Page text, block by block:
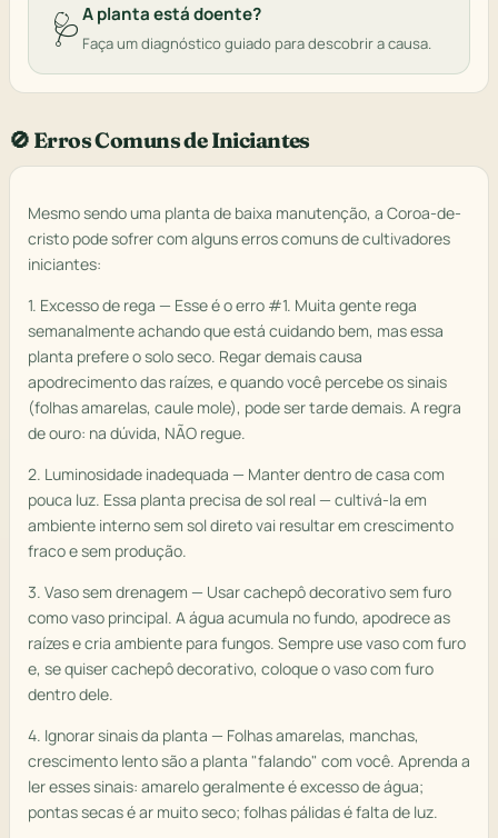
🩺A planta está doente?
Faça um diagnóstico guiado para descobrir a causa.
🚫 Erros Comuns de Iniciantes
Mesmo sendo uma planta de baixa manutenção, a Coroa-de-
cristo pode sofrer com alguns erros comuns de cultivadores
iniciantes:
1. Excesso de rega — Esse é o erro #1. Muita gente rega
semanalmente achando que está cuidando bem, mas essa
planta prefere o solo seco. Regar demais causa
apodrecimento das raízes, e quando você percebe os sinais
(folhas amarelas, caule mole), pode ser tarde demais. A regra
de ouro: na dúvida, NÃO regue.
2. Luminosidade inadequada — Manter dentro de casa com
pouca luz. Essa planta precisa de sol real — cultivá-la em
ambiente interno sem sol direto vai resultar em crescimento
fraco e sem produção.
3. Vaso sem drenagem — Usar cachepô decorativo sem furo
como vaso principal. A água acumula no fundo, apodrece as
raízes e cria ambiente para fungos. Sempre use vaso com furo
e, se quiser cachepô decorativo, coloque o vaso com furo
dentro dele.
4. Ignorar sinais da planta — Folhas amarelas, manchas,
crescimento lento são a planta "falando" com você. Aprenda a
ler esses sinais: amarelo geralmente é excesso de água;
pontas secas é ar muito seco; folhas pálidas é falta de luz.